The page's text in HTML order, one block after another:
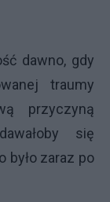
dawno, gdy
traumy
przyczyną
się
było zaraz po